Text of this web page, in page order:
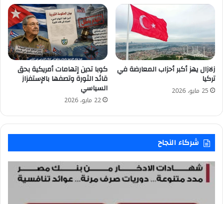
زلازال يهز أكبر أحزاب المعارضة في
تركيا
25 مايو، 2026
كوبا تدين إتهامات أمريكية بحق
قائد الثورة وتصفها بالإستفزاز
السياسي
22 مايو، 2026
شركاء النجاح